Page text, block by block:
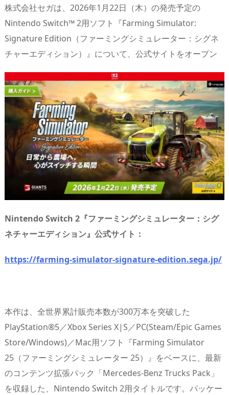
re
a
d
s
st
o
d
o
n
e
sk
y
m
bl
r
b
o
ar
d
n
d
ro
p.
io
株式会社セガは、2026年1月22日（木）の発売予定の
Nintendo Switch™ 2用ソフト『Farming Simulator:
Signature Edition（ファーミングシミュレーター：シグネ
チャーエディション）』について、公式サイトをオープン
Nintendo Switch 2『ファーミングシミュレーター：シグ
ネチャーエディション』公式サイト：
https://farming-simulator-signature-edition.sega.jp/
本作は、全世界累計販売本数が300万本を突破した
PlayStation®5／Xbox Series X|S／PC(Steam/Epic Games
Store/Windows)／Mac用ソフト『Farming Simulator
25（ファーミングシミュレーター 25）』をベースに、最新
のコンテンツ拡張パック「Mercedes-Benz Trucks Pack」
を収録した、Nintendo Switch 2用タイトルです。パッケー